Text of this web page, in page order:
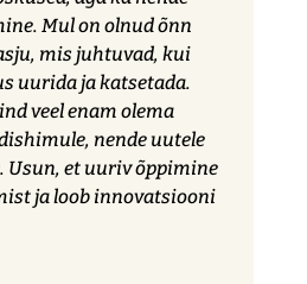
Mul on olnud õnn
mis juhtuvad, kui
uurida ja katsetada.
veel enam olema
nende uutele
Usun, et uuriv õppimine
ja loob innovatsiooni